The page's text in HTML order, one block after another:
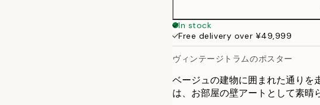
In stock
Free delivery over ¥49,999
ヴィンテージトラムのポスター
ベージュの建物に囲まれた通りを
は、お部屋の壁アートとして素晴